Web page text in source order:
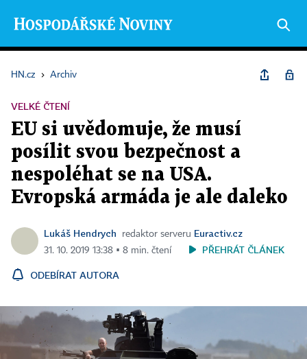
HN.cz › Archiv
VELKÉ ČTENÍ
EU si uvědomuje, že musí
posílit svou bezpečnost a
nespoléhat se na USA.
Evropská armáda je ale daleko
Lukáš Hendrych redaktor serveru Euractiv.cz
31. 10. 2019 13:38 ▪ 8 min. čtení PŘEHRÁT ČLÁNEK
ODEBÍRAT AUTORA